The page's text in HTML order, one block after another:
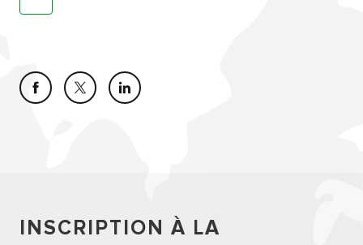
INSCRIPTION À LA